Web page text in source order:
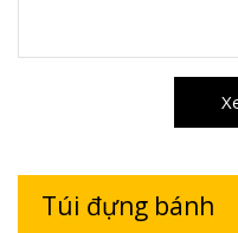
Túi đựng bánh